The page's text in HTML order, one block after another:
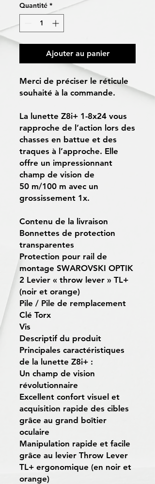
Quantité *
Ajouter au panier
Merci de préciser le réticule
souhaité à la commande.
La lunette Z8i+ 1-8x24 vous
rapproche de l’action lors des
chasses en battue et des
traques à l’approche. Elle
offre un impressionnant
champ de vision de
50 m/100 m avec un
grossissement 1x.
Contenu de la livraison
Bonnettes de protection
transparentes
Protection pour rail de
montage SWAROVSKI OPTIK
2 Levier « throw lever » TL+
(noir et orange)
Pile / Pile de remplacement
Clé Torx
Vis
Descriptif du produit
Principales caractéristiques
de la lunette Z8i+ :
Un champ de vision
révolutionnaire
Excellent confort visuel et
acquisition rapide des cibles
grâce au grand boîtier
oculaire
Manipulation rapide et facile
grâce au levier Throw Lever
TL+ ergonomique (en noir et
orange)